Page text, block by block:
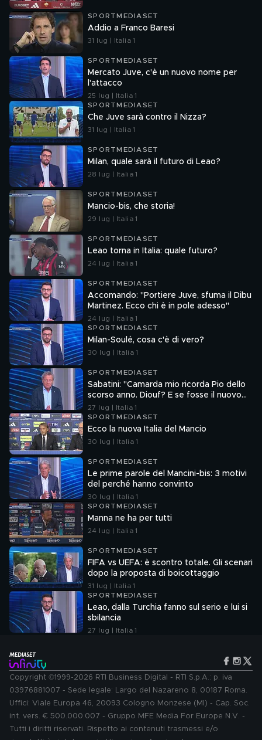
SPORTMEDIASET
Addio a Franco Baresi
31 lug | Italia 1
SPORTMEDIASET
Mercato Juve, c'è un nuovo nome per
l'attacco
25 lug | Italia 1
SPORTMEDIASET
Che Juve sarà contro il Nizza?
31 lug | Italia 1
SPORTMEDIASET
Milan, quale sarà il futuro di Leao?
28 lug | Italia 1
SPORTMEDIASET
Mancio-bis, che storia!
29 lug | Italia 1
SPORTMEDIASET
Leao torna in Italia: quale futuro?
24 lug | Italia 1
SPORTMEDIASET
Accomando: "Portiere Juve, sfuma il Dibu
Martinez. Ecco chi è in pole adesso"
24 lug | Italia 1
SPORTMEDIASET
Milan-Soulé, cosa c'è di vero?
30 lug | Italia 1
SPORTMEDIASET
Sabatini: "Camarda mio ricorda Pio dello
scorso anno. Diouf? E se fosse il nuovo
Dumfries?"
27 lug | Italia 1
SPORTMEDIASET
Ecco la nuova Italia del Mancio
30 lug | Italia 1
SPORTMEDIASET
Le prime parole del Mancini-bis: 3 motivi
del perché hanno convinto
30 lug | Italia 1
SPORTMEDIASET
Manna ne ha per tutti
24 lug | Italia 1
SPORTMEDIASET
FIFA vs UEFA: è scontro totale. Gli scenari
dopo la proposta di boicottaggio
31 lug | Italia 1
SPORTMEDIASET
Leao, dalla Turchia fanno sul serio e lui si
sbilancia
27 lug | Italia 1
Copyright ©1999-2026 RTI Business Digital - RTI S.p.A.: p. iva
03976881007 - Sede legale: Largo del Nazareno 8, 00187 Roma.
Uffici: Viale Europa 46, 20093 Cologno Monzese (MI) - Cap. Soc.
int. vers. € 500.000.007 - Gruppo MFE Media For Europe N.V. -
Tutti i diritti riservati. Rispetto ai contenuti trasmessi e/o